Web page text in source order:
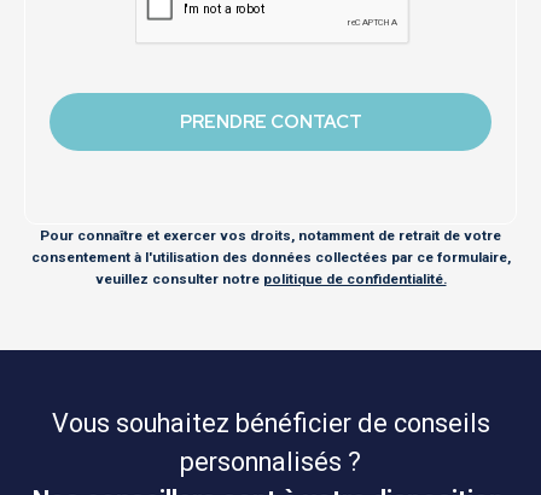
Pour connaître et exercer vos droits, notamment de retrait de votre
consentement à l'utilisation des données collectées par ce formulaire,
veuillez consulter notre politique de confidentialité.
Vous souhaitez bénéficier de conseils
personnalisés ?